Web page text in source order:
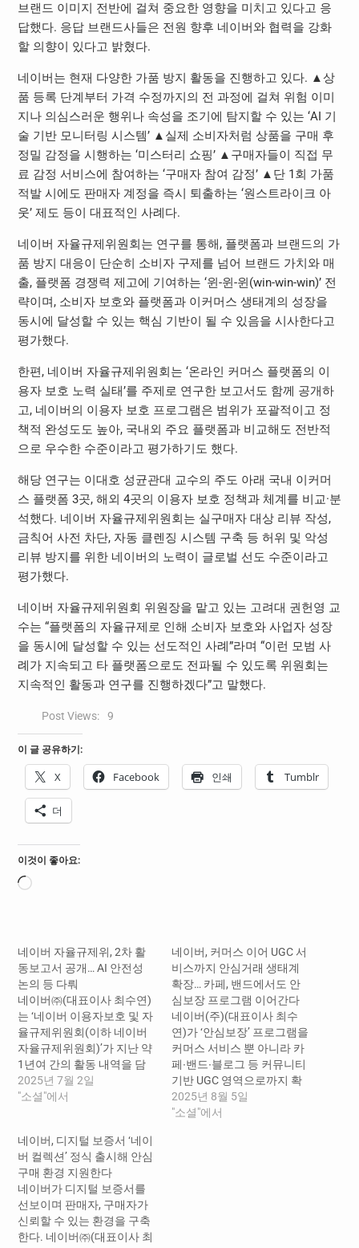
브랜드 이미지 전반에 걸쳐 중요한 영향을 미치고 있다고 응
답했다. 응답 브랜드사들은 전원 향후 네이버와 협력을 강화
할 의향이 있다고 밝혔다.
네이버는 현재 다양한 가품 방지 활동을 진행하고 있다. ▲상
품 등록 단계부터 가격 수정까지의 전 과정에 걸쳐 위험 이미
지나 의심스러운 행위나 속성을 조기에 탐지할 수 있는 ‘AI 기
술 기반 모니터링 시스템’ ▲실제 소비자처럼 상품을 구매 후
정밀 감정을 시행하는 ‘미스터리 쇼핑’ ▲구매자들이 직접 무
료 감정 서비스에 참여하는 ‘구매자 참여 감정’ ▲단 1회 가품
적발 시에도 판매자 계정을 즉시 퇴출하는 ‘원스트라이크 아
웃’ 제도 등이 대표적인 사례다.
네이버 자율규제위원회는 연구를 통해, 플랫폼과 브랜드의 가
품 방지 대응이 단순히 소비자 구제를 넘어 브랜드 가치와 매
출, 플랫폼 경쟁력 제고에 기여하는 ‘윈-윈-윈(win-win-win)’ 전
략이며, 소비자 보호와 플랫폼과 이커머스 생태계의 성장을
동시에 달성할 수 있는 핵심 기반이 될 수 있음을 시사한다고
평가했다.
한편, 네이버 자율규제위원회는 ‘온라인 커머스 플랫폼의 이
용자 보호 노력 실태’를 주제로 연구한 보고서도 함께 공개하
고, 네이버의 이용자 보호 프로그램은 범위가 포괄적이고 정
책적 완성도도 높아, 국내외 주요 플랫폼과 비교해도 전반적
으로 우수한 수준이라고 평가하기도 했다.
해당 연구는 이대호 성균관대 교수의 주도 아래 국내 이커머
스 플랫폼 3곳, 해외 4곳의 이용자 보호 정책과 체계를 비교·분
석했다. 네이버 자율규제위원회는 실구매자 대상 리뷰 작성,
금칙어 사전 차단, 자동 클렌징 시스템 구축 등 허위 및 악성
리뷰 방지를 위한 네이버의 노력이 글로벌 선도 수준이라고
평가했다.
네이버 자율규제위원회 위원장을 맡고 있는 고려대 권헌영 교
수는 “플랫폼의 자율규제로 인해 소비자 보호와 사업자 성장
을 동시에 달성할 수 있는 선도적인 사례”라며 “이런 모범 사
례가 지속되고 타 플랫폼으로도 전파될 수 있도록 위원회는
지속적인 활동과 연구를 진행하겠다”고 말했다.
Post Views: 9
이 글 공유하기:
X Facebook 인쇄 Tumblr
더
이것이 좋아요:
로
네이버 자율규제위, 2차 활
동보고서 공개… AI 안전성
논의 등 다뤄
네이버㈜(대표이사 최수연)
는 ‘네이버 이용자보호 및 자
율규제위원회(이하 네이버
자율규제위원회)’가 지난 약
1년여 간의 활동 내역을 담
은 2차 활동보고서를 공개했
다고 밝혔다. ​ 네이버 자율규
트너들을 보호하고, 서비스
개선을 위한 제도적 기반을
마련하기 위해 2023년 9월
출범했다. 네이버 자율규제
위원회는 지난 1년간 정기회
의를 통해, AI 기술 등이 고도
화되며 빠르고…
2025년 7월 2일
"소셜"에서
네이버, 커머스 이어 UGC 서
비스까지 안심거래 생태계
확장… 카페, 밴드에서도 안
심보장 프로그램 이어간다
네이버(주)(대표이사 최수
연)가 ‘안심보장’ 프로그램을
커머스 서비스 뿐 아니라 카
페∙밴드∙블로그 등 커뮤니티
기반 UGC 영역으로까지 확
대하며 네이버 전반에서의
안심거래 생태계 구축을 강
2025년 8월 5일
"소셜"에서
네이버, 디지털 보증서 ‘네이
버 컬렉션’ 정식 출시해 안심
구매 환경 지원한다
네이버가 디지털 보증서를
선보이며 판매자, 구매자가
신뢰할 수 있는 환경을 구축
한다. 네이버㈜(대표이사 최